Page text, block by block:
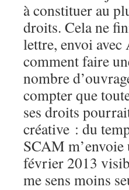
à constituer au
droits. Cela ne
lettre, envoi
comment faire
nombre
compter que
ses droits
créative : du
SCAM m’envoie
février 2013
me sens moins